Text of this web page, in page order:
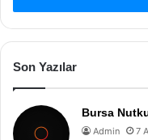
Son Yazılar
Bursa
Admin 7